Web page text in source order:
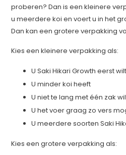
proberen? Dan is een kleinere
u meerdere koi en voert u in het
Dan kan een grotere verpakking
Kies een kleinere verpakking als:
U Saki Hikari Growth eerst
U minder koi heeft
U niet te lang met één zak
U het voer graag zo vers
U meerdere soorten Saki
Kies een grotere verpakking als: